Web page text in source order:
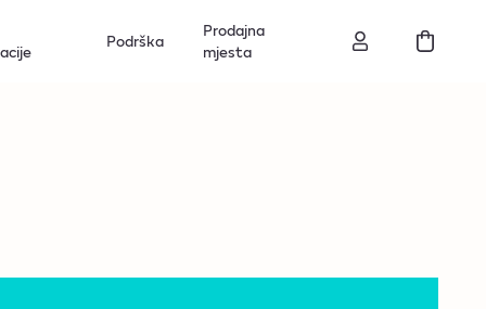
Podrška
Prodajna
mjesta